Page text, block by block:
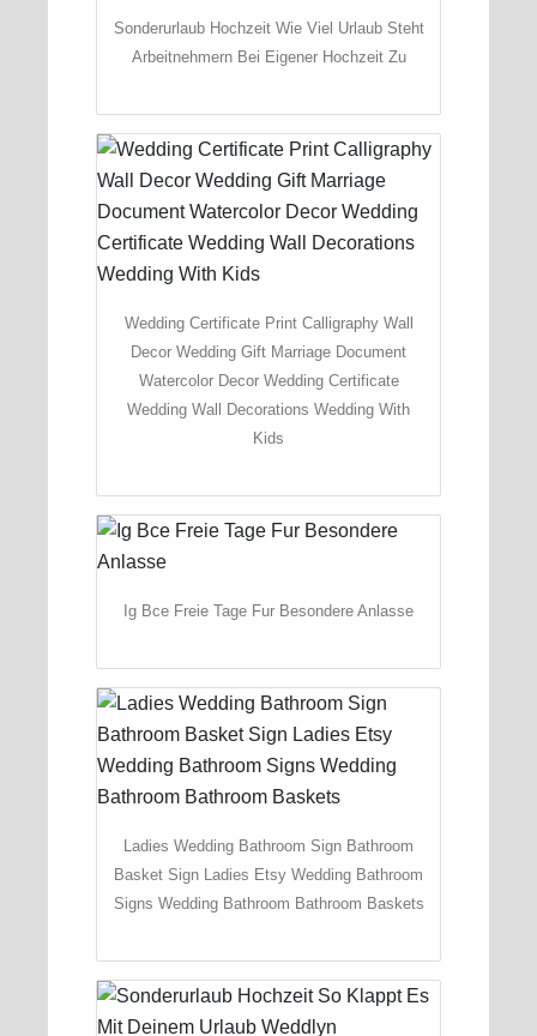
Sonderurlaub Hochzeit Wie Viel Urlaub Steht
Arbeitnehmern Bei Eigener Hochzeit Zu
Wedding Certificate Print Calligraphy Wall
Decor Wedding Gift Marriage Document
Watercolor Decor Wedding Certificate
Wedding Wall Decorations Wedding With
Kids
Ig Bce Freie Tage Fur Besondere Anlasse
Ladies Wedding Bathroom Sign Bathroom
Basket Sign Ladies Etsy Wedding Bathroom
Signs Wedding Bathroom Bathroom Baskets